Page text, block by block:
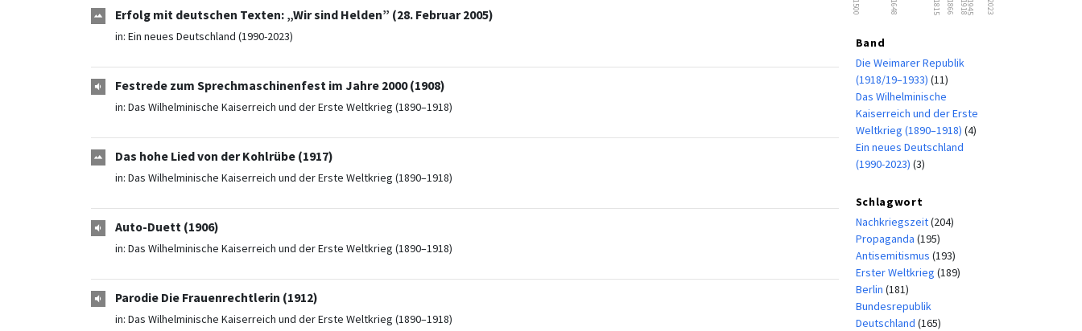
Erfolg mit deutschen Texten: „Wir sind Helden” (28. Februar 2005)
in: Ein neues Deutschland (1990-2023)
Festrede zum Sprechmaschinenfest im Jahre 2000 (1908)
in: Das Wilhelminische Kaiserreich und der Erste Weltkrieg (1890–1918)
Das hohe Lied von der Kohlrübe (1917)
in: Das Wilhelminische Kaiserreich und der Erste Weltkrieg (1890–1918)
Auto-Duett (1906)
in: Das Wilhelminische Kaiserreich und der Erste Weltkrieg (1890–1918)
Parodie Die Frauenrechtlerin (1912)
in: Das Wilhelminische Kaiserreich und der Erste Weltkrieg (1890–1918)
1500 1648 1815 1866 19181945 2023
Band
Die Weimarer Republik
(1918/19–1933) (11)
Das Wilhelminische
Kaiserreich und der Erste
Weltkrieg (1890–1918) (4)
Ein neues Deutschland
(1990-2023) (3)
Schlagwort
Nachkriegszeit(204)
Propaganda (195)
Antisemitismus (193)
Erster Weltkrieg (189)
Berlin (181)
Bundesrepublik
Deutschland (165)